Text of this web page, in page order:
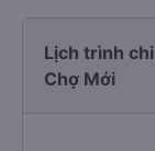
Lịch trình
Chợ Mới